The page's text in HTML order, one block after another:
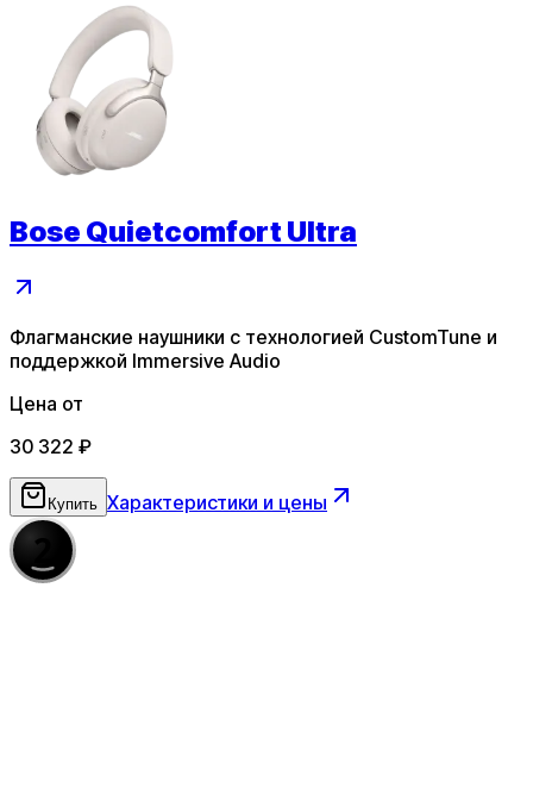
Bose Quietcomfort Ultra
Флагманские наушники с технологией CustomTune и
поддержкой Immersive Audio
Цена от
30 322 ₽
Купить Характеристики и цены
2